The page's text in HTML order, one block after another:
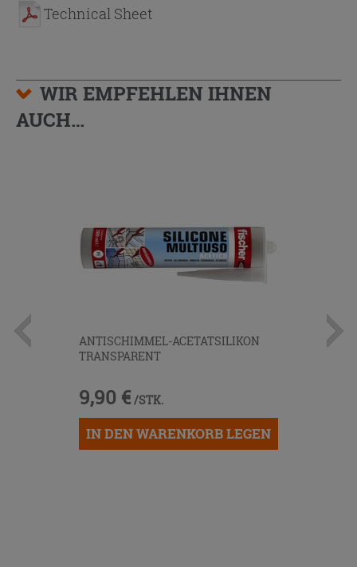
Technical Sheet
WIR EMPFEHLEN IHNEN
AUCH…
ANTISCHIMMEL-ACETATSILIKON
TRANSPARENT
9,90 € /STK.
IN DEN WARENKORB LEGEN